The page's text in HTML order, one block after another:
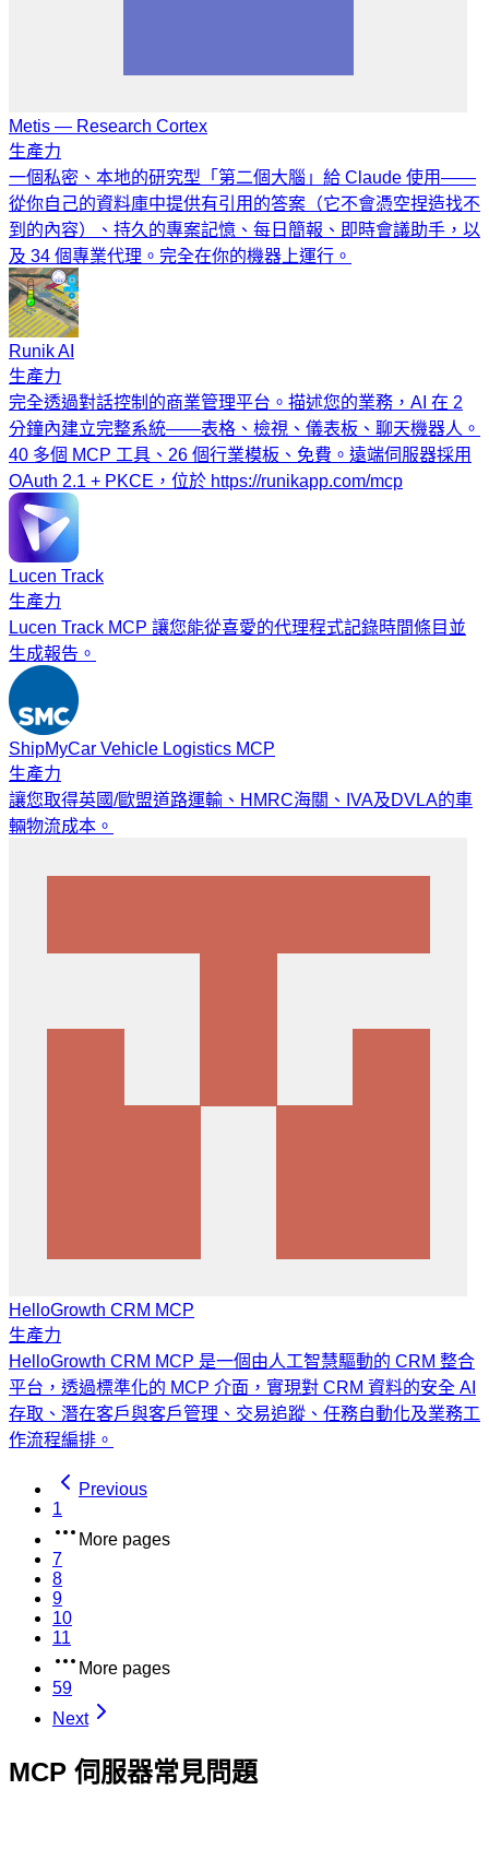
Metis — Research Cortex
生產力
一個私密、本地的研究型「第二個大腦」給 Claude 使用——
從你自己的資料庫中提供有引用的答案（它不會憑空捏造找不
到的內容）、持久的專案記憶、每日簡報、即時會議助手，以
及 34 個專業代理。完全在你的機器上運行。
Runik AI
生產力
完全透過對話控制的商業管理平台。描述您的業務，AI 在 2
分鐘內建立完整系統——表格、檢視、儀表板、聊天機器人。
40 多個 MCP 工具、26 個行業模板、免費。遠端伺服器採用
OAuth 2.1 + PKCE，位於 https://runikapp.com/mcp
Lucen Track
生產力
Lucen Track MCP 讓您能從喜愛的代理程式記錄時間條目並
生成報告。
ShipMyCar Vehicle Logistics MCP
生產力
讓您取得英國/歐盟道路運輸、HMRC海關、IVA及DVLA的車
輛物流成本。
HelloGrowth CRM MCP
生產力
HelloGrowth CRM MCP 是一個由人工智慧驅動的 CRM 整合
平台，透過標準化的 MCP 介面，實現對 CRM 資料的安全 AI
存取、潛在客戶與客戶管理、交易追蹤、任務自動化及業務工
作流程編排。
Previous
1
More pages
7
8
9
10
11
More pages
59
Next
MCP 伺服器常見問題